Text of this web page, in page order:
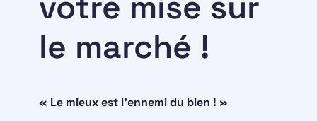
le marché !
« Le mieux est l’ennemi du bien ! »